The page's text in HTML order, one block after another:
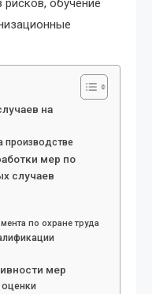
обучение
на
производстве
мер по
случаев
по охране труда
мер
оценки